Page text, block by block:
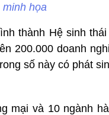
minh họa
thành Hệ sinh
200.000 doanh
số này có phát
mại và 10 ngành